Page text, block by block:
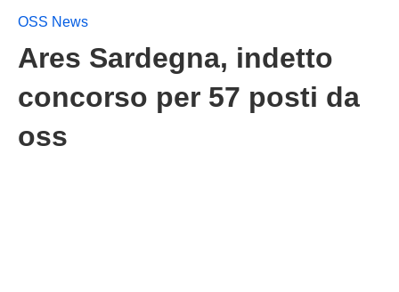
OSS News
Ares Sardegna, indetto
concorso per 57 posti da
oss